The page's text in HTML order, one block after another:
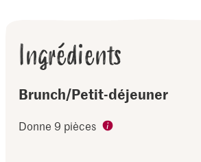
Ingrédients
Brunch/Petit-déjeuner
Donne 9 pièces